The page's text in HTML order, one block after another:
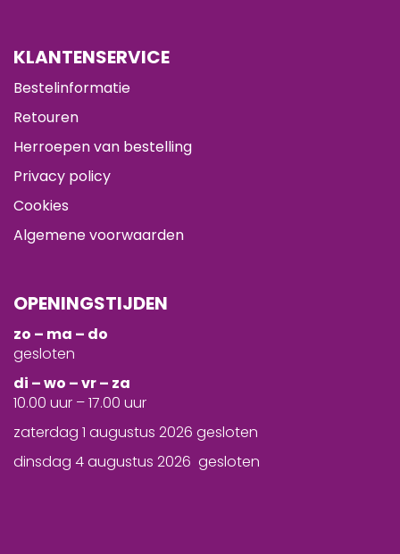
KLANTENSERVICE
Bestelinformatie
Retouren
Herroepen van bestelling
Privacy policy
Cookies
Algemene voorwaarden
OPENINGSTIJDEN
zo – ma – do
gesloten
di – wo – vr – za
10.00 uur – 17.00 uur
zaterdag 1 augustus 2026 gesloten
dinsdag 4 augustus 2026 gesloten